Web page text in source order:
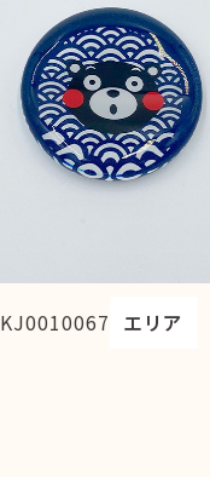
KJ0010067 エリア